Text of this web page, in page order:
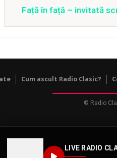
LIVE RADIO
Față în față – invitată
Cum ascult Radio Clasic?
© Radio